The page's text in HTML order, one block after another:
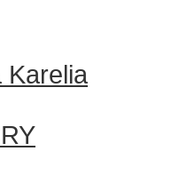
Karelia